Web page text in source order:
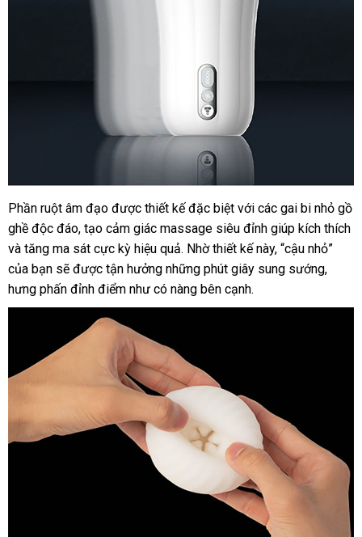
Âm
đạo
giả
cao
Svakom
mạnh
siêu
thực
Phần ruột âm đạo được thiết kế đặc biệt với các gai bi nhỏ gồ
ghề độc đáo, tạo cảm giác massage siêu đỉnh giúp kích thích
và tăng ma sát cực kỳ hiệu quả. Nhờ thiết kế này, “cậu nhỏ”
của bạn sẽ được tận hưởng những phút giây sung sướng,
hưng phấn đỉnh điểm như có nàng bên cạnh.